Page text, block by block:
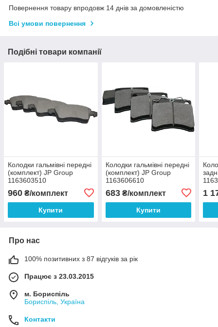
Повернення товару впродовж 14 днів за домовленістю
Всі умови повернення
Подібні товари компанії
Колодки гальмівні передні
(комплект) JP Group
1163603510
960 ₴/комплект
Купити
Колодки гальмівні передні
(комплект) JP Group
1163606610
683₴/комплект
Купити
1
Про нас
100% позитивних з 87 відгуків за рік
Працює з 23.03.2015
м. Бориспіль
Бориспіль, Україна
Контакти